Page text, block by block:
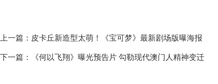
上一篇： 皮卡丘新造型太萌！《宝可梦》最新剧场版曝海报
下一篇： 《何以飞翔》曝光预告片 勾勒现代澳门人精神变迁